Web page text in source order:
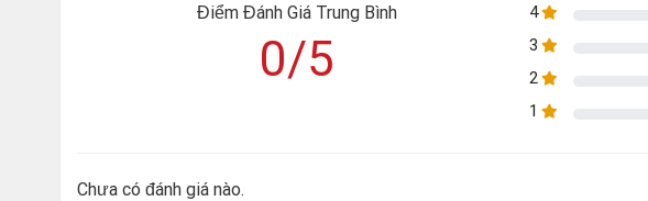
Điểm Đánh Giá Trung Bình
0/5
4
3
2
1
Chưa có đánh giá nào.